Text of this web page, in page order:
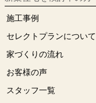
施工事例
セレクトプランについて
家づくりの流れ
お客様の声
スタッフ⼀覧